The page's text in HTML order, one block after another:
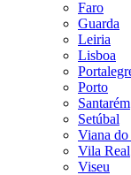
Faro
Guarda
Leiria
Lisboa
Porto
Santarém
Setúbal
Viana do
Vila Real
Viseu